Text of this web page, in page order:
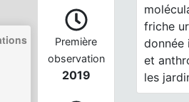
Première
observation
2019
friche
donnée
et
les